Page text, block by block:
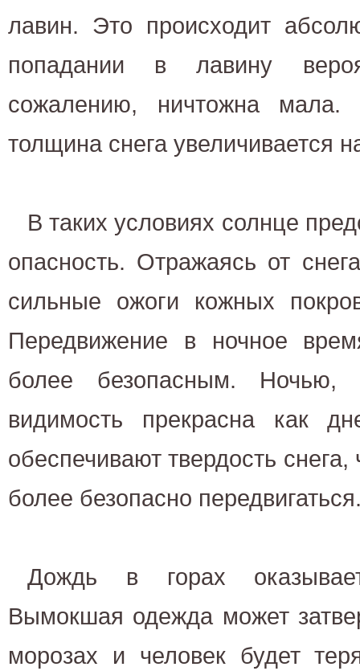
лавин. Это происходит
попадании в лавину
сожалению, ничтожна
толщина снега увеличивается
В таких условиях солнце
опасность. Отражаясь от
сильные ожоги кожных
Передвижение в ночное
более безопасным. Ночью,
видимость прекрасна как
обеспечивают твердость
более безопасно
Дождь в горах
Вымокшая одежда может
морозах и человек будет